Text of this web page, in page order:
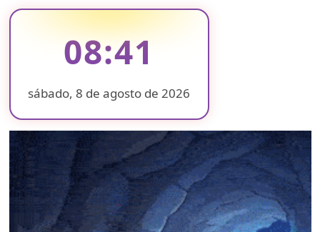
08:41
sábado, 8 de agosto de 2026
❄
❄
❄
❄
❄
❄